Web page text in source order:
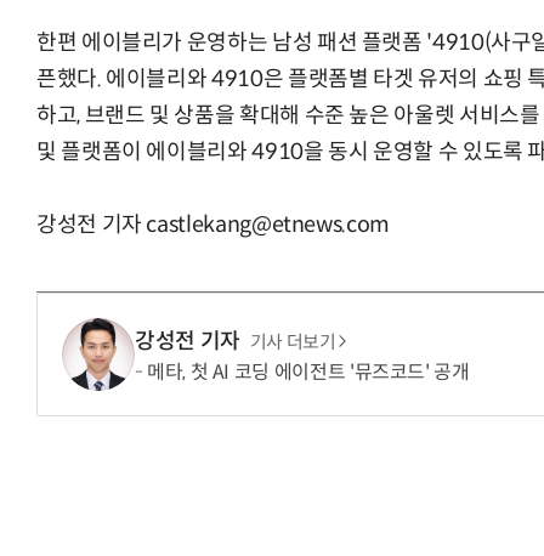
한편 에이블리가 운영하는 남성 패션 플랫폼 '4910(사구
픈했다. 에이블리와 4910은 플랫폼별 타겟 유저의 쇼핑
하고, 브랜드 및 상품을 확대해 수준 높은 아울렛 서비스
및 플랫폼이 에이블리와 4910을 동시 운영할 수 있도록
강성전 기자 castlekang@etnews.com
강성전 기자 기사 더보기
메타, 첫 AI 코딩 에이전트 '뮤즈코드' 공개